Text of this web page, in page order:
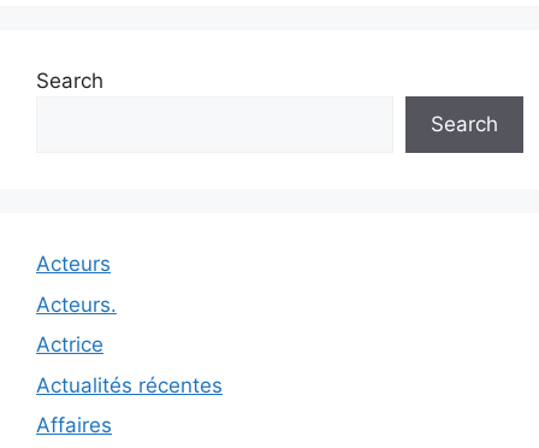
Search
Search
Acteurs
Acteurs.
Actrice
Actualités récentes
Affaires